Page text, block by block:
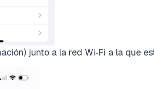
junto a la red Wi‑Fi a la que